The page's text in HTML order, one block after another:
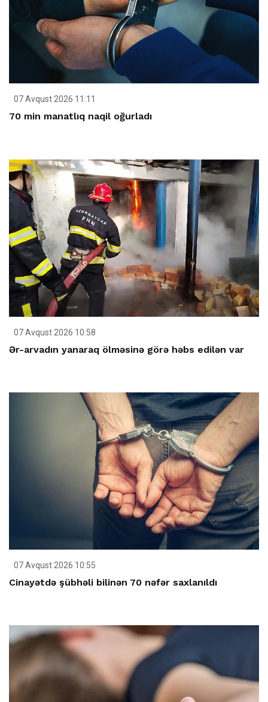
07 Avqust 2026 11:11
70 min manatlıq naqil oğurladı
07 Avqust 2026 10:58
Ər-arvadın yanaraq ölməsinə görə həbs edilən var
07 Avqust 2026 10:55
Cinayətdə şübhəli bilinən 70 nəfər saxlanıldı